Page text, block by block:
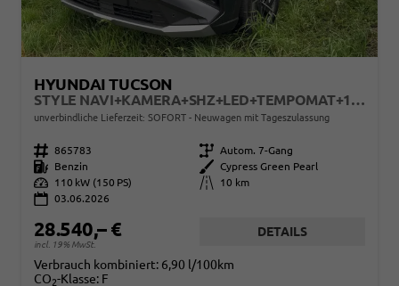
HYUNDAI TUCSON
STYLE NAVI+KAMERA+SHZ+LED+TEMPOMAT+17" ALU+PDC
unverbindliche Lieferzeit: SOFORT Neuwagen mit Tageszulassung
Fahrzeugnr. 865783 Getriebe Autom. 7-Gang
Kraftstoff
Benzin Außenfarbe
Cypress Green Pearl
Leistung
110 kW (150 PS) Kilometerstand
10 km
03.06.2026
28.540,– €
incl. 19% MwSt.
DETAILS
Verbrauch kombiniert: 6,90 l/100km
CO2-Klasse: F